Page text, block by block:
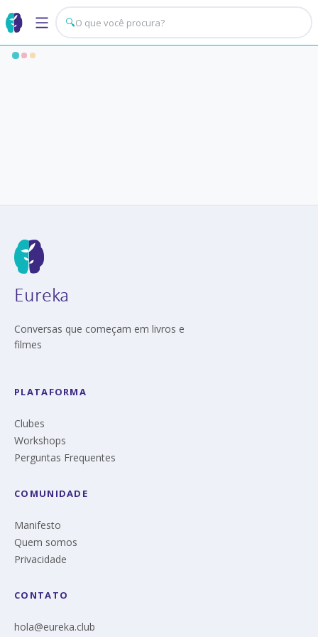
🔍
Eureka
Conversas que começam em livros e
filmes
PLATAFORMA
Clubes
Workshops
Perguntas Frequentes
COMUNIDADE
Manifesto
Quem somos
Privacidade
CONTATO
hola@eureka.club